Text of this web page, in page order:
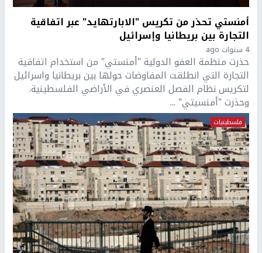
أمنستي تحذر من تكريس "الابارتهايد" عبر اتفاقية
التجارة بين بريطانيا وإسرائيل
4 سنوات ago
حذرت منظمة العفو الدولية "أمنستي" من استخدام اتفاقية
التجارة التي انطلقت المفاوضات حولها بين بريطانيا واسرائيل
لتكريس نظام الفصل العنصري في الأراضي الفلسطينية.
وحذرت "أمنسيتي" ...
فلسطينيات